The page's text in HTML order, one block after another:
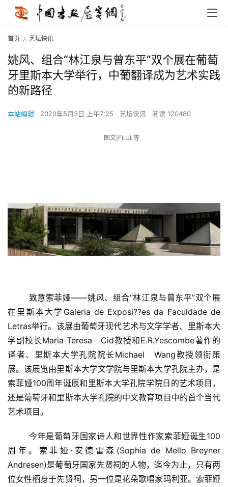
首页 艺坛快讯
姚风、组合“林江泉与曾东平”双个展在葡萄
牙里斯本大学举行，中葡翻译成为艺术实践
的新路径
本站编辑 2020年5月3日 上午7:25 艺坛快讯 阅读 120480
图文|FLUL等
在里斯本大学Galeria de Exposi??es da Faculdade de
Letras举行。该展由葡萄牙现代艺术与文学学者、里斯本大
学副校长Maria Teresa   Cid教授和E.R.Yescombe著作的
译者、里斯本大学孔院院长Michael   Wang教授领衔策
展。该展览由里斯本大学文学院与里斯本大学孔院主办，是
索菲娅100周年诞辰和里斯本大学孔院学院日的艺术项目，
还是葡萄牙和里斯本大学孔院的中文教育项目中的首个当代
艺术项目。
周年。索菲娅·安德雷森(Sophia de Mello Breyner
Andresen)是葡萄牙国家先贤祠的人物，迄今为止，只有两
位女性栖身于先贤祠，另一位是花朵歌唱家玛利亚。索菲娅